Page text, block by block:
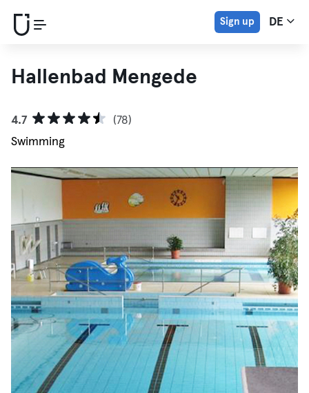
Sign up DE
Hallenbad Mengede
4.7
(78)
Swimming